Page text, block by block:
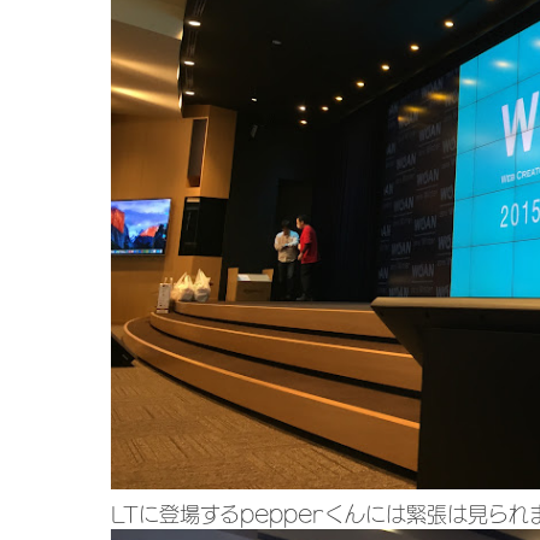
LTに登場するpepperくんには緊張は見られ